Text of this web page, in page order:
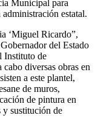
Municipal para
estatal.
‘Miguel Ricardo”,
del Estado
Instituto de
diversas obras en
a este plantel,
de muros,
de pintura en
y sustitución de